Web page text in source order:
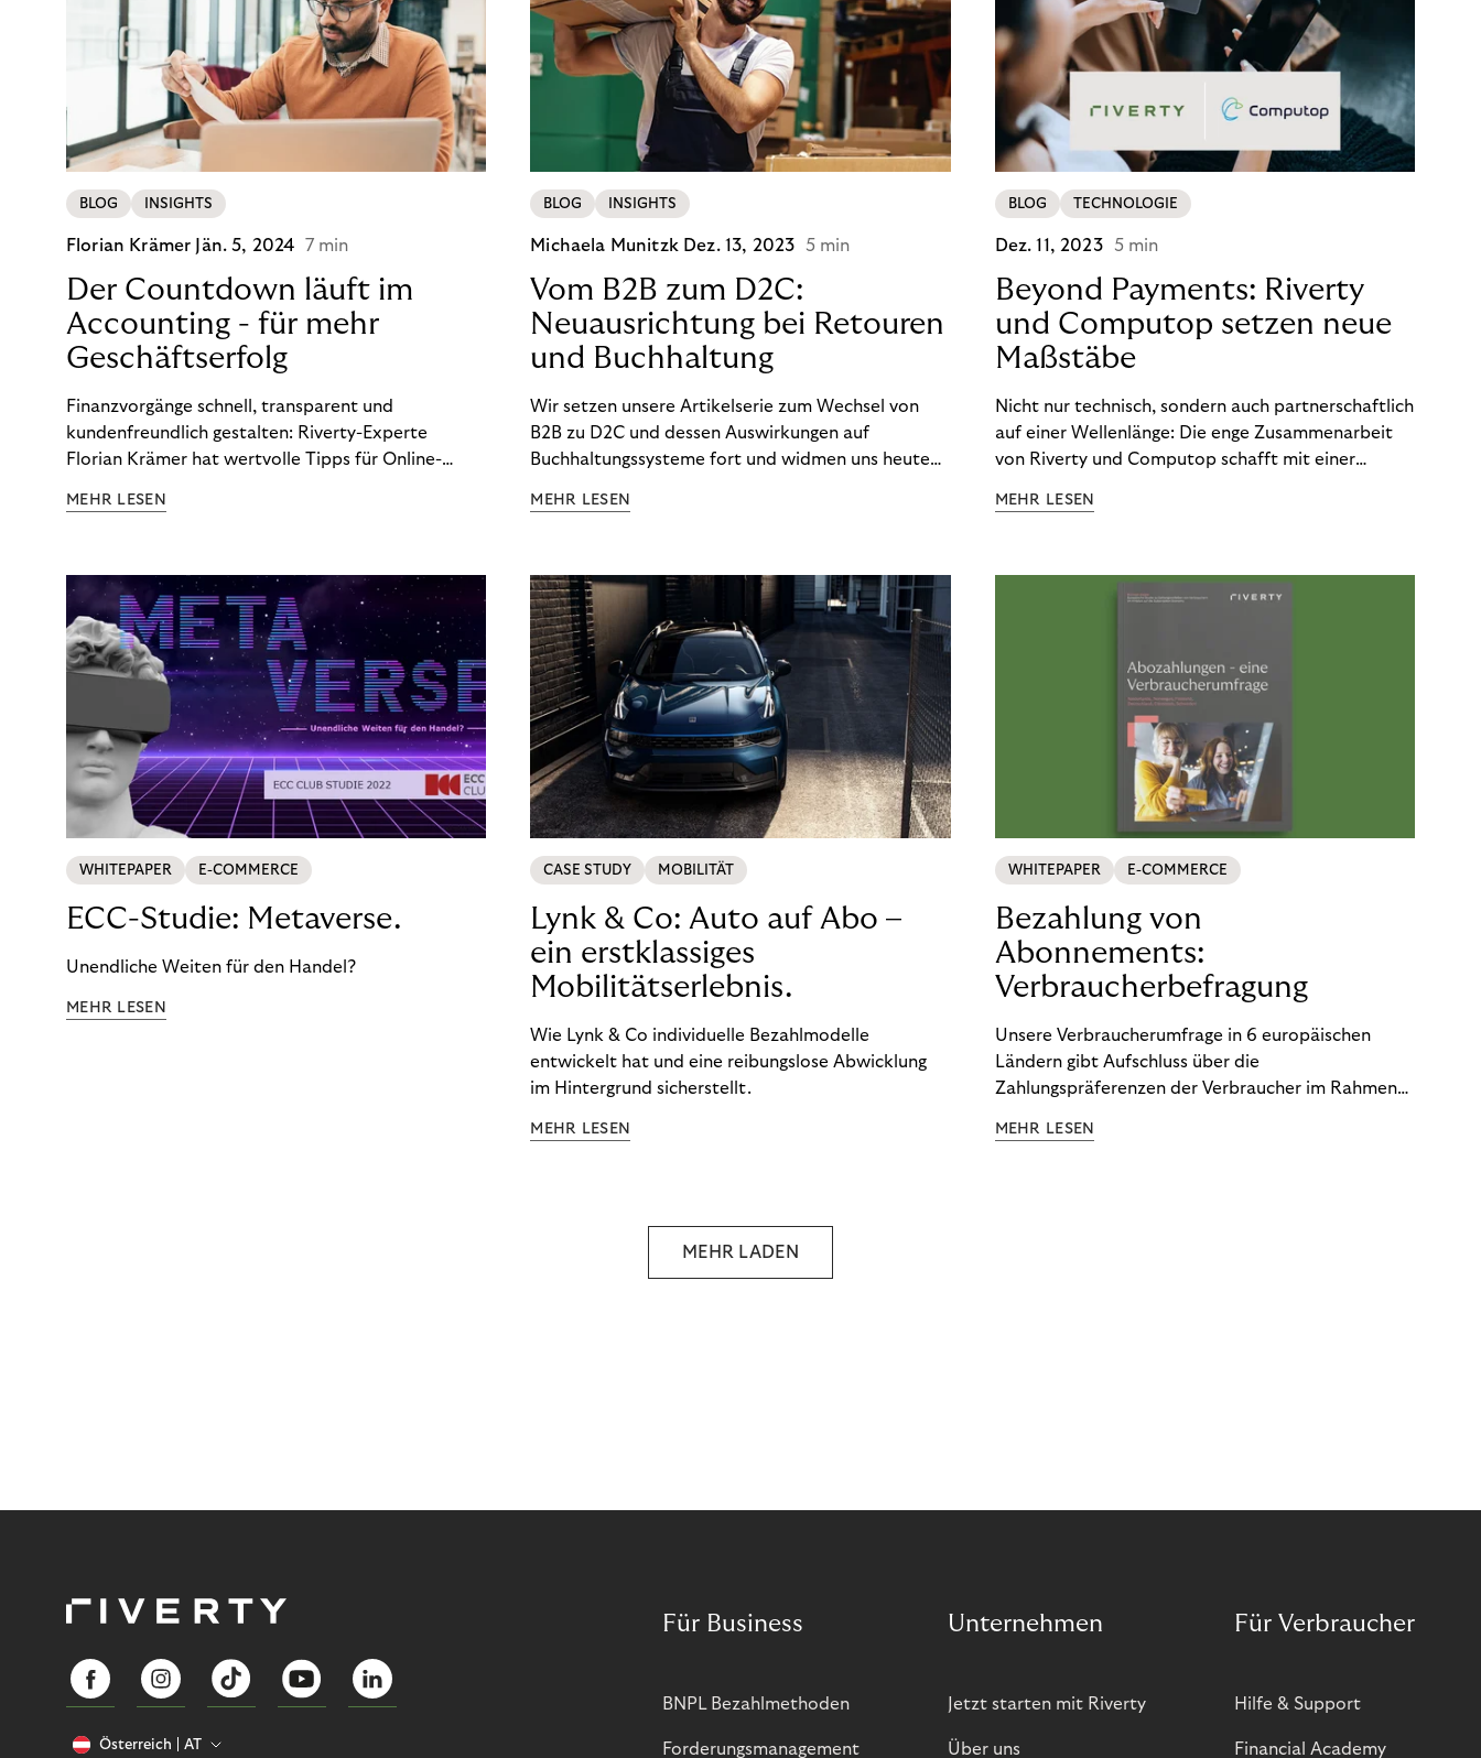
BLOG INSIGHTS
Florian Krämer Jän. 5, 2024 7 min
Der Countdown läuft im
Accounting - für mehr
Geschäftserfolg
Finanzvorgänge schnell, transparent und
kundenfreundlich gestalten: Riverty-Experte
Florian Krämer hat wertvolle Tipps für Online-
möchten.
MEHR LESEN
BLOG INSIGHTS
Michaela Munitzk Dez. 13, 2023 5 min
Vom B2B zum D2C:
Neuausrichtung bei Retouren
und Buchhaltung
Wir setzen unsere Artikelserie zum Wechsel von
B2B zu D2C und dessen Auswirkungen auf
Buchhaltungssysteme fort und widmen uns heute
im D2C-Bereich.
MEHR LESEN
BLOG TECHNOLOGIE
Dez. 11, 2023 5 min
Beyond Payments: Riverty
und Computop setzen neue
Maßstäbe
Nicht nur technisch, sondern auch partnerschaftlich
auf einer Wellenlänge: Die enge Zusammenarbeit
von Riverty und Computop schafft mit einer
Zahlungsabwicklung echte Mehrwerte für Händler.
MEHR LESEN
WHITEPAPER E-COMMERCE
ECC-Studie: Metaverse.
Unendliche Weiten für den Handel?
MEHR LESEN
CASE STUDY MOBILITÄT
Lynk & Co: Auto auf Abo –
ein erstklassiges
Mobilitätserlebnis.
Wie Lynk & Co individuelle Bezahlmodelle
entwickelt hat und eine reibungslose Abwicklung
im Hintergrund sicherstellt.
MEHR LESEN
WHITEPAPER E-COMMERCE
Bezahlung von
Abonnements:
Verbraucherbefragung
Unsere Verbraucherumfrage in 6 europäischen
Ländern gibt Aufschluss über die
Zahlungspräferenzen der Verbraucher im Rahmen
Ergebnisse, um zu erfahren, wie Sie
MEHR LESEN
MEHR LADEN
Österreich AT
Für Business
BNPL Bezahlmethoden
Forderungsmanagement
Unternehmen
Jetzt starten mit Riverty
Über uns
Für Verbraucher
Hilfe & Support
Financial Academy